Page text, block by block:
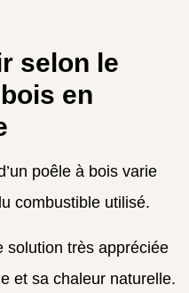
selon le
en
poêle à bois varie
combustible utilisé.
solution très appréciée
et sa chaleur naturelle.